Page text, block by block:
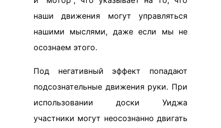
наши движения могут управляться
нашими мыслями, даже если мы не
осознаем этого.
Под негативный эффект попадают
подсознательные движения руки. При
использовании доски Уиджа
участники могут неосознанно двигать